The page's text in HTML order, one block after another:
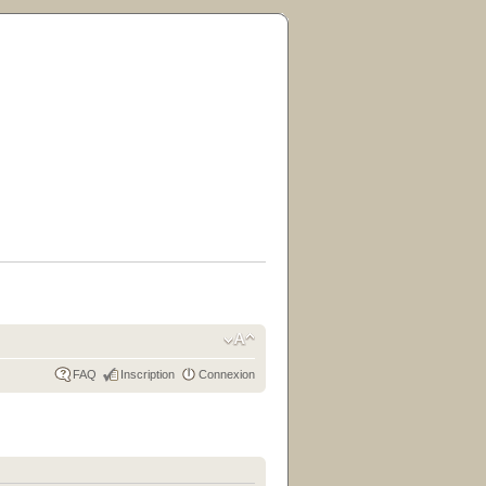
FAQ Inscription Connexion